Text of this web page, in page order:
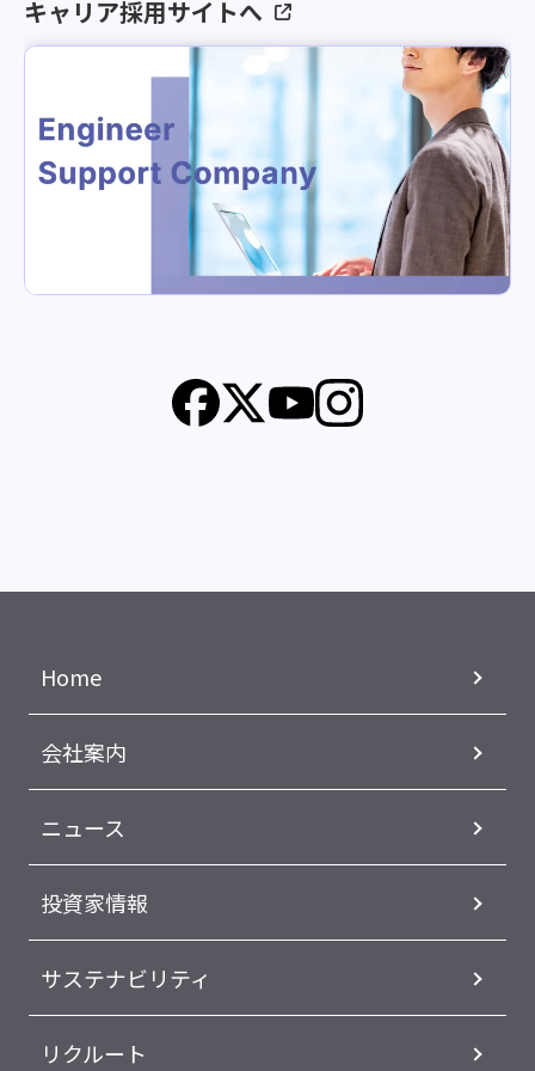
キャリア採用サイトへ
Home
会社案内
ニュース
投資家情報
サステナビリティ
リクルート